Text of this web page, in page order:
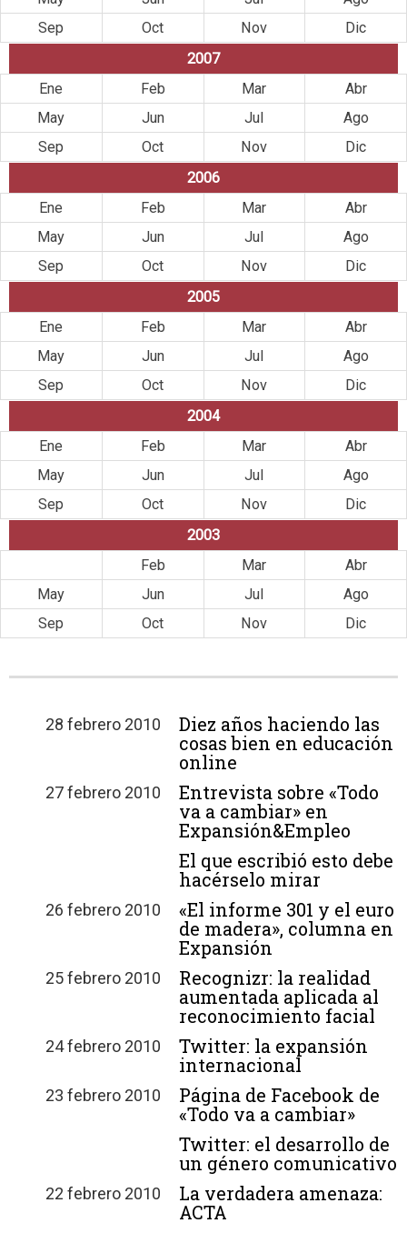
Sep
Oct Nov
Dic
2007
Ene
Feb Mar
Abr
May
Jun Jul
Ago
Sep
Oct Nov
Dic
2006
Ene
Feb Mar
Abr
May
Jun Jul
Ago
Sep
Oct Nov
Dic
2005
Ene
Feb Mar
Abr
May
Jun Jul
Ago
Sep
Oct Nov
Dic
2004
Ene
Feb Mar
Abr
May
Jun Jul
Ago
Sep
Oct Nov
Dic
2003
Feb Mar
Abr
May
Jun Jul
Ago
Sep
Oct Nov Dic
28 febrero 2010
Diez años haciendo las
cosas bien en educación
online
27 febrero 2010
Entrevista sobre «Todo
va a cambiar» en
Expansión&Empleo
El que escribió esto debe
hacérselo mirar
26 febrero 2010
«El informe 301 y el euro
de madera», columna en
Expansión
25 febrero 2010
Recognizr: la realidad
aumentada aplicada al
reconocimiento facial
24 febrero 2010
Twitter: la expansión
internacional
23 febrero 2010
Página de Facebook de
«Todo va a cambiar»
Twitter: el desarrollo de
un género comunicativo
22 febrero 2010
La verdadera amenaza:
ACTA